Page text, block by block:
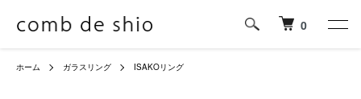
0
ホーム ガラスリング ISAKOリング